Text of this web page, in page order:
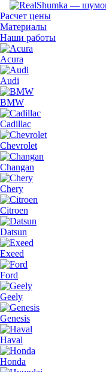
Расчет цены
Материалы
Наши работы
Acura
Audi
BMW
Cadillac
Chevrolet
Changan
Chery
Citroen
Datsun
Exeed
Ford
Geely
Genesis
Haval
Honda